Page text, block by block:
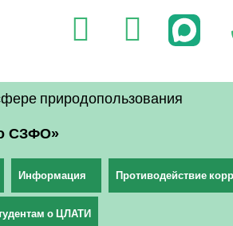
V
T
l
g
r
природопользования
СЗФО»
Информация Противодействие
о ЦЛАТИ